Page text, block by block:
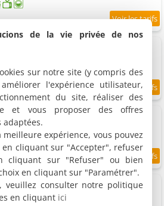
Beau - Julianadorp aan Zee
3 chambres, 1 salle de bains
7.7/10
11
vacances
3 chambres, 2 salles de bains
de la vie privée de nos
sur notre site (y compris des
l'expérience utilisateur,
du site, réaliser des
et vous proposer des offres
expérience, vous pouvez
en cliquant sur "Accepter", refuser
cliquant sur "Refuser" ou bien
en cliquant sur "Paramétrer".
veuillez consulter notre politique
en cliquant ici